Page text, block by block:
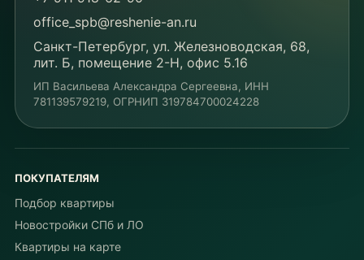
office_spb@reshenie-an.ru
Санкт-Петербург, ул. Железноводская, 68,
лит. Б, помещение 2-Н, офис 5.16
ИП Васильева Александра Сергеевна, ИНН
781139579219, ОГРНИП 319784700024228
ПОКУПАТЕЛЯМ
Подбор квартиры
Новостройки СПб и ЛО
Квартиры на карте